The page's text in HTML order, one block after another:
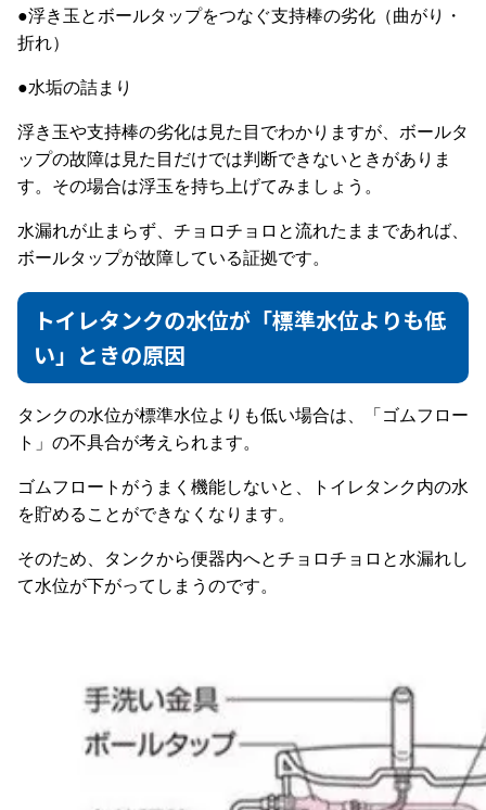
●浮き玉とボールタップをつなぐ支持棒の劣化（曲がり・
折れ）
●水垢の詰まり
浮き玉や支持棒の劣化は見た目でわかりますが、ボールタ
ップの故障は見た目だけでは判断できないときがありま
す。その場合は浮玉を持ち上げてみましょう。
水漏れが止まらず、チョロチョロと流れたままであれば、
ボールタップが故障している証拠です。
トイレタンクの水位が「標準水位よりも低
い」ときの原因
タンクの水位が標準水位よりも低い場合は、「ゴムフロー
ト」の不具合が考えられます。
ゴムフロートがうまく機能しないと、トイレタンク内の水
を貯めることができなくなります。
そのため、タンクから便器内へとチョロチョロと水漏れし
て水位が下がってしまうのです。